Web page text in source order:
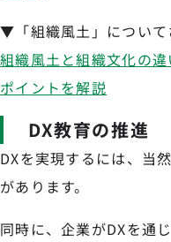
▼「組織風土」について
組織風土と組織文化の
ポイントを解説
DX教育の推進
DXを実現するには、当
があります。
同時に、企業がDXを通